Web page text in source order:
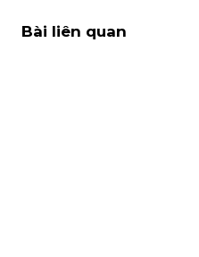
Bài liên quan